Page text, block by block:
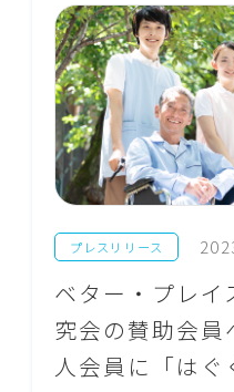
プレスリリース
ベター・プレイ
究会の賛助会員
人会員に「は